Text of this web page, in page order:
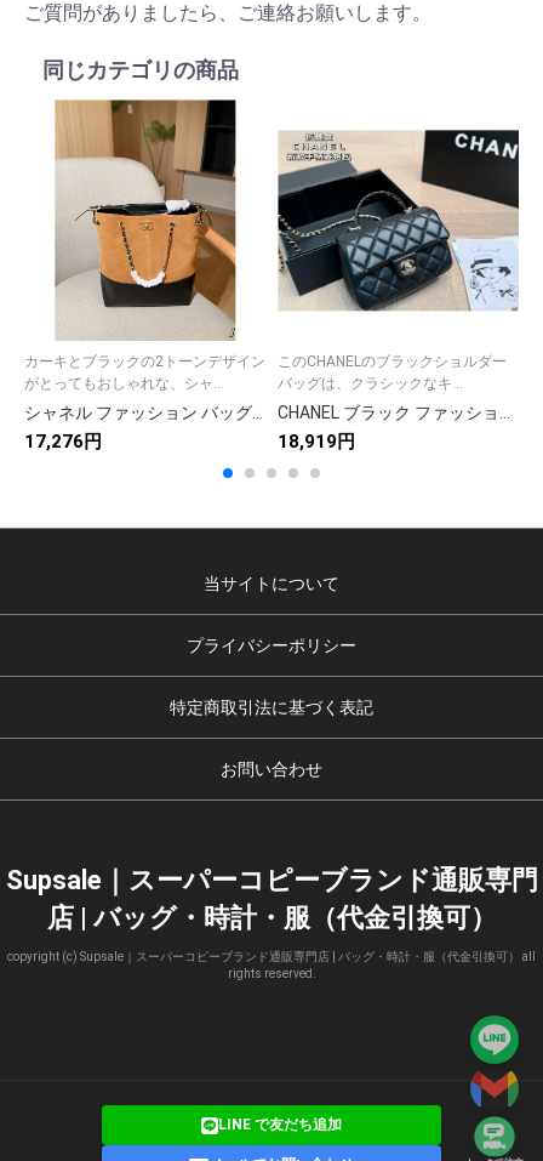
ご質問がありましたら、ご連絡お願いします。
同じカテゴリの商品
カーキとブラックの2トーンデザイン
がとってもおしゃれな、シャ...
シャネル ファッション バッグ カーキ×ブラック 2色 ファンシーなデザインのハンドバッグ 🌸
17,276円
このCHANELのブラックショルダー
バッグは、クラシックなキ...
CHANEL ブラック ファッションショルダーバッグ 💼 2way 可愛いデザイン
18,919円
当サイトについて
プライバシーポリシー
特定商取引法に基づく表記
お問い合わせ
Supsale｜スーパーコピーブランド通販専門
店 | バッグ・時計・服（代金引換可）
copyright (c) Supsale｜スーパーコピーブランド通販専門店 | バッグ・時計・服（代金引換可） all
rights reserved.
LINE で友だち追加